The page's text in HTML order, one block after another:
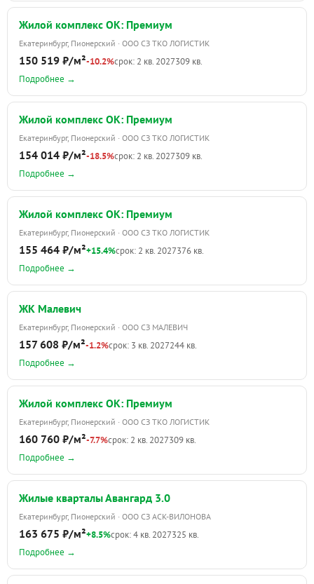
Жилой комплекс ОК: Премиум
Екатеринбург, Пионерский · ООО СЗ ТКО ЛОГИСТИК
150 519 ₽/м²-10.2%срок: 2 кв. 2027309 кв.
Подробнее →
Жилой комплекс ОК: Премиум
Екатеринбург, Пионерский · ООО СЗ ТКО ЛОГИСТИК
154 014 ₽/м²-18.5%срок: 2 кв. 2027309 кв.
Подробнее →
Жилой комплекс ОК: Премиум
Екатеринбург, Пионерский · ООО СЗ ТКО ЛОГИСТИК
155 464 ₽/м²+15.4%срок: 2 кв. 2027376 кв.
Подробнее →
ЖК Малевич
Екатеринбург, Пионерский · ООО СЗ МАЛЕВИЧ
157 608 ₽/м²-1.2%срок: 3 кв. 2027244 кв.
Подробнее →
Жилой комплекс ОК: Премиум
Екатеринбург, Пионерский · ООО СЗ ТКО ЛОГИСТИК
160 760 ₽/м²-7.7%срок: 2 кв. 2027309 кв.
Подробнее →
Жилые кварталы Авангард 3.0
Екатеринбург, Пионерский · ООО СЗ АСК-ВИЛОНОВА
163 675 ₽/м²+8.5%срок: 4 кв. 2027325 кв.
Подробнее →